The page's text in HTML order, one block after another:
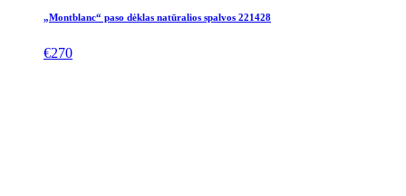
„Montblanc“ paso dėklas natūralios spalvos 221428
€270